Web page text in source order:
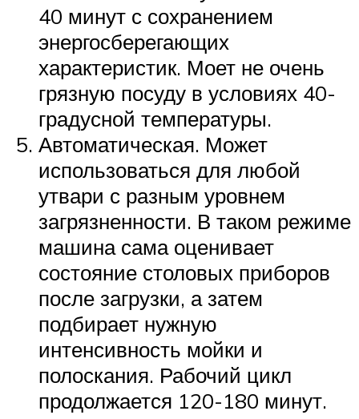
40 минут с сохранением
энергосберегающих
характеристик. Моет не очень
грязную посуду в условиях 40-
градусной температуры.
Автоматическая. Может
использоваться для любой
утвари с разным уровнем
загрязненности. В таком режиме
машина сама оценивает
состояние столовых приборов
после загрузки, а затем
подбирает нужную
интенсивность мойки и
полоскания. Рабочий цикл
продолжается 120-180 минут.